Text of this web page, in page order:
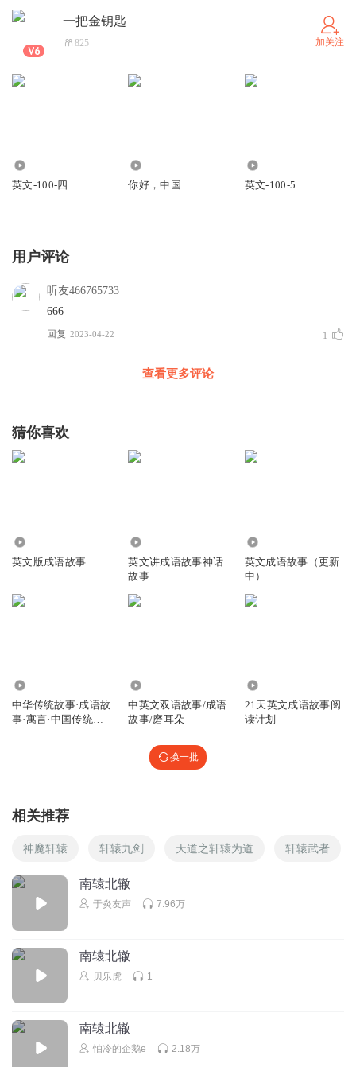
一把金钥匙
825 加关注
英文-100-四 你好，中国 英文-100-5
用户评论
听友466765733
666
回复 2023-04-22 1
查看更多评论
猜你喜欢
英文版成语故事
英文讲成语故事神话
故事
英文成语故事（更新
中）
中华传统故事·成语故
事·寓言·中国传统故
中英文双语故事/成语
故事/磨耳朵
21天英文成语故事阅
读计划
换一批
相关推荐
神魔轩辕 轩辕九剑 天道之轩辕为道 轩辕武者
南辕北辙
于炎友声 7.96万
南辕北辙
贝乐虎 1
南辕北辙
怕冷的企鹅e 2.18万